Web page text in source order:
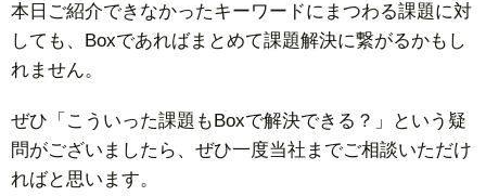
本日ご紹介できなかったキーワードにまつわる課題に対
しても、Boxであればまとめて課題解決に繋がるかもし
れません。
ぜひ「こういった課題もBoxで解決できる？」という疑
問がございましたら、ぜひ一度当社までご相談いただけ
ればと思います。